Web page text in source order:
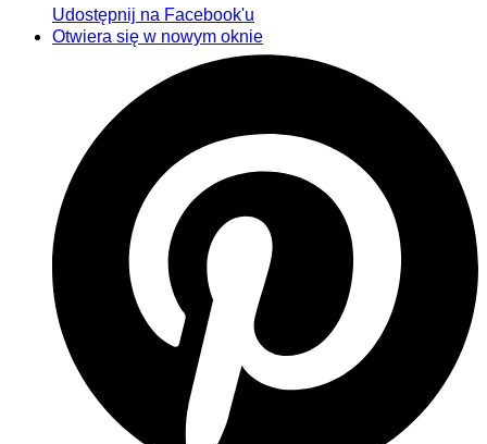
Udostępnij na Facebook'u
Otwiera się w nowym oknie